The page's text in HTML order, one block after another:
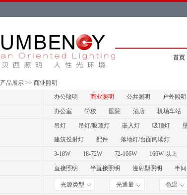
首页
产品展示 >> 商业照明
办公照明 商业照明 公共照明 户外照明
办公室 学校 医院 酒店 机场车站
吊灯 吊灯/吸顶灯 嵌入灯 吸顶灯
建筑投射灯
配件 落地灯/台面阅读灯
3-18W 18-72W 72-166W 166W 以上
直接照明 半直接照明 漫射型照明 半
光源类型 光通量 色温